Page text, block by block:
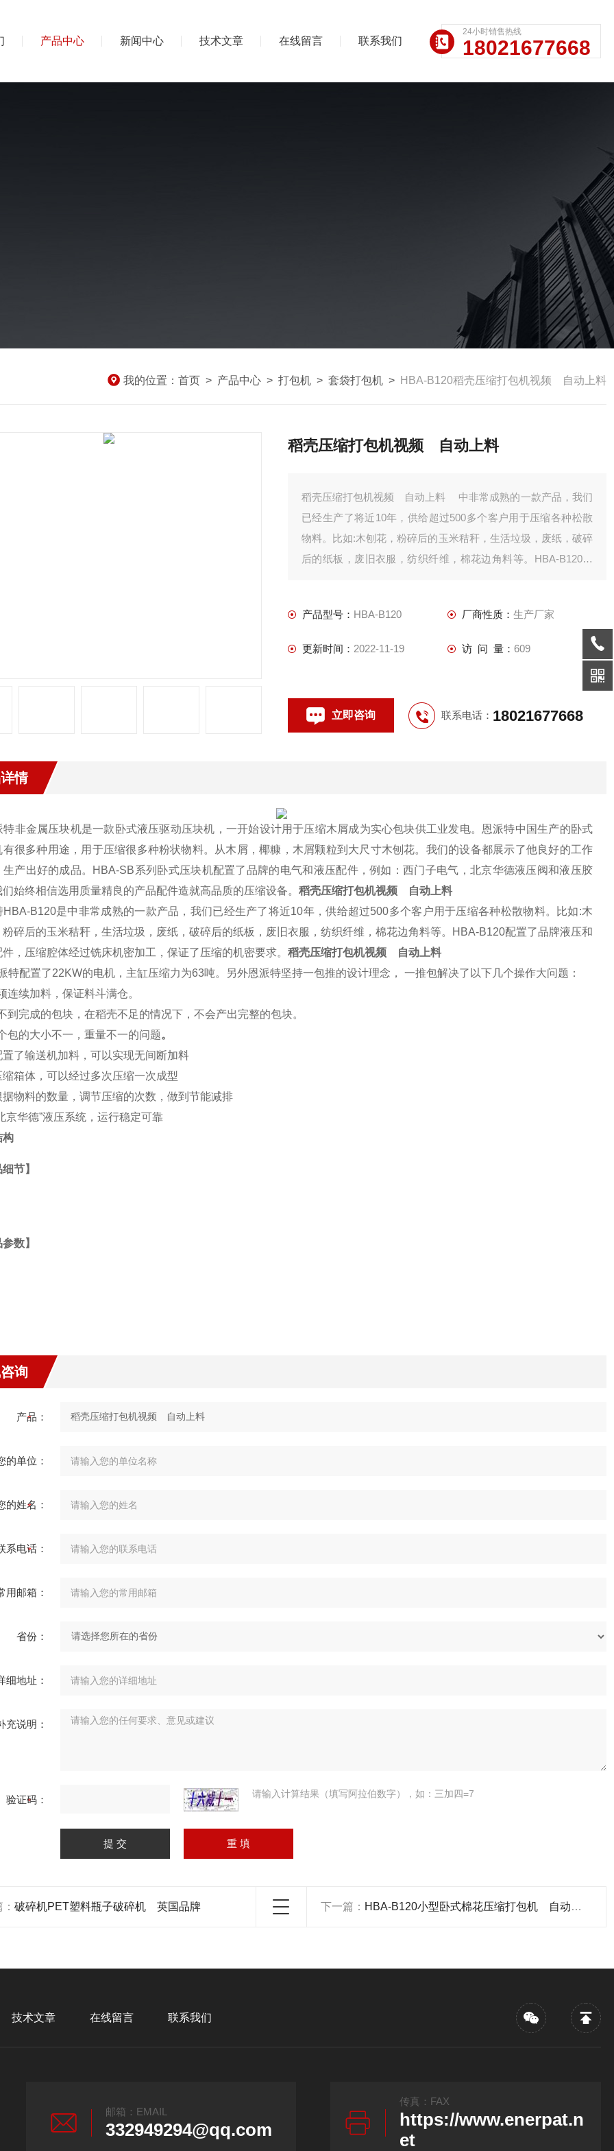
产品中心 新闻中心 技术文章 在线留言 联系我们
24小时销售热线
18021677668
我的位置： 首页 > 产品中心 > 打包机 > 套袋打包机 > HBA-B120稻壳压缩打包机视频 自动上料
稻壳压缩打包机视频 自动上料
稻壳压缩打包机视频 自动上料 中非常成熟的一款产品，我们
已经生产了将近10年，供给超过500多个客户用于压缩各种松散
物料。比如:木刨花，粉碎后的玉米秸秆，生活垃圾，废纸，破碎
后的纸板，废旧衣服，纺织纤维，棉花边角料等。HBA-B120配
产品型号： HBA-B120 厂商性质： 生产厂家
更新时间： 2022-11-19 访 问 量： 609
立即咨询 联系电话： 18021677668
情
特非金属压块机是一款卧式液压驱动压块机，一开始设计用于压缩木屑成为实心包块供工业发电。恩派特中国生产的卧式
有很多种用途，用于压缩很多种粉状物料。从木屑，椰糠，木屑颗粒到大尺寸木刨花。我们的设备都展示了他良好的工作
生产出好的成品。HBA-SB系列卧式压块机配置了品牌的电气和液压配件，例如：西门子电气，北京华德液压阀和液压胶
始终相信选用质量精良的产品配件造就高品质的压缩设备。 稻壳压缩打包机视频 自动上料
HBA-B120是中非常成熟的一款产品，我们已经生产了将近10年，供给超过500多个客户用于压缩各种松散物料。比如:木
粉碎后的玉米秸秆，生活垃圾，废纸，破碎后的纸板，废旧衣服，纺织纤维，棉花边角料等。HBA-B120配置了品牌液压和
，压缩腔体经过铣床机密加工，保证了压缩的机密要求。 稻壳压缩打包机视频 自动上料
特配置了22KW的电机，主缸压缩力为63吨。另外恩派特坚持一包推的设计理念， 一推包解决了以下几个操作大问题：
连续加料，保证料斗满仓。
到完成的包块，在稻壳不足的情况下，不会产出完整的包块。
包的大小不一，重量不一的问题。
置了输送机加料，可以实现无间断加料
缩箱体，可以经过多次压缩一次成型
据物料的数量，调节压缩的次数，做到节能减排
京华德”液压系统，运行稳定可靠
构
节】
数】
询
产品：
的单位：
的姓名：
系电话：
用邮箱：
省份：
细地址：
充说明：
验证码： 请输入计算结果（填写阿拉伯数字），如：三加四=7
破碎机PET塑料瓶子破碎机 英国品牌 下一篇： HBA-B120小型卧式棉花压缩打包机 自动上料
技术文章 在线留言 联系我们
邮箱：EMAIL
332949294@qq.com
传真：FAX
https://www.enerpat.n
et